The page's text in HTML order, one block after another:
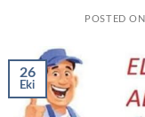
POSTED ON
26
Eki